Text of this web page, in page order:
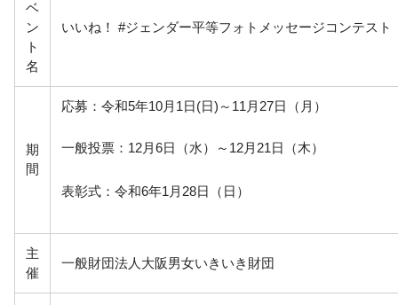
ベ
ン
ト
名
いいね！ #ジェンダー平等フォトメッセージコンテスト
期
間
応募：令和5年10月1日(日)～11月27日（月）
一般投票：12月6日（水）～12月21日（木）
表彰式：令和6年1月28日（日）
主
催
一般財団法人大阪男女いきいき財団